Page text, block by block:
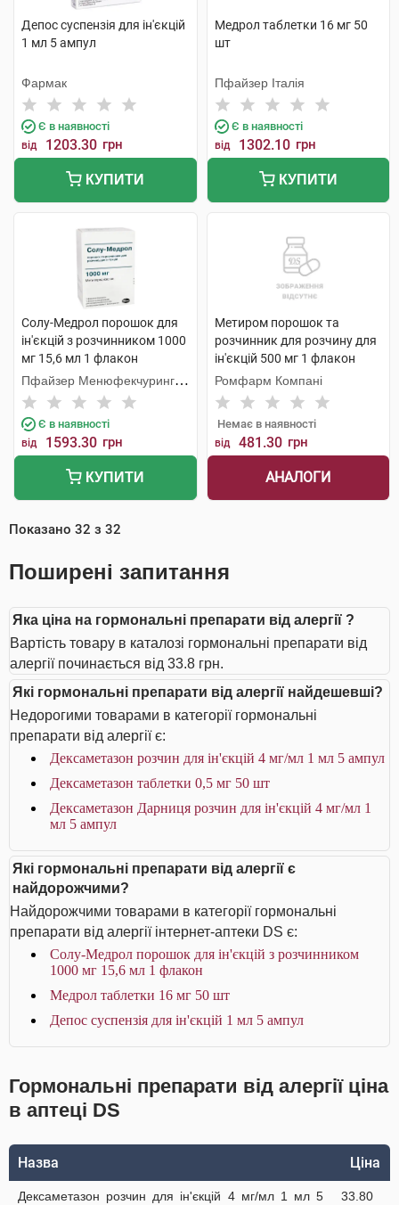
Депос суспензія для ін'єкцій
1 мл 5 ампул
Фармак
Є в наявності
від 1203.30 грн
КУПИТИ
Медрол таблетки 16 мг 50
шт
Пфайзер Італія
Є в наявності
від 1302.10 грн
КУПИТИ
Солу-Медрол порошок для
ін'єкцій з розчинником 1000
мг 15,6 мл 1 флакон
Пфайзер Менюфекчуринг
Бельгія
Є в наявності
від 1593.30 грн
КУПИТИ
Метиром порошок та
розчинник для розчину для
ін'єкцій 500 мг 1 флакон
Ромфарм Компані
Немає в наявності
від 481.30 грн
АНАЛОГИ
Показано 32 з 32
Поширені запитання
Яка ціна на гормональні препарати від алергії ?
Вартість товару в каталозі гормональні препарати від
алергії починається від 33.8 грн.
Які гормональні препарати від алергії найдешевші?
Недорогими товарами в категорії гормональні
препарати від алергії є:
Дексаметазон розчин для ін'єкцій 4 мг/мл 1 мл 5 ампул
Дексаметазон таблетки 0,5 мг 50 шт
Дексаметазон Дарниця розчин для ін'єкцій 4 мг/мл 1
мл 5 ампул
Які гормональні препарати від алергії є
найдорожчими?
Найдорожчими товарами в категорії гормональні
препарати від алергії інтернет-аптеки DS є:
Солу-Медрол порошок для ін'єкцій з розчинником
1000 мг 15,6 мл 1 флакон
Медрол таблетки 16 мг 50 шт
Депос суспензія для ін'єкцій 1 мл 5 ампул
Гормональні препарати від алергії ціна
в аптеці DS
Назва Ціна
Дексаметазон розчин для ін'єкцій 4 мг/мл 1 мл 5
33.80